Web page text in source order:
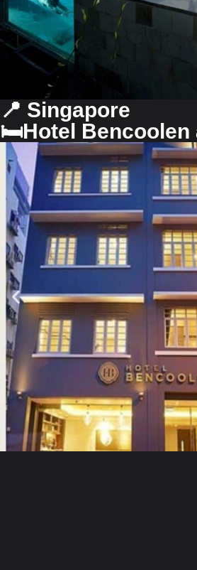
📍 Singapore
🛏Hotel Bencoolen